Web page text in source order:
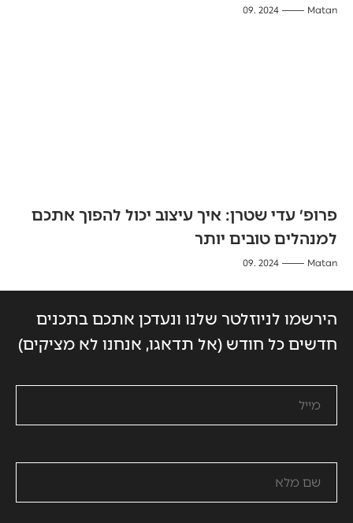
Matan
2024 .09
פרופ׳ עדי שטרן: איך עיצוב יכול להפוך אתכם
למנהלים טובים יותר
Matan
2024 .09
הירשמו לניוזלטר שלנו ונעדכן אתכם בתכנים
חדשים כל חודש (אל תדאגו, אנחנו לא מציקים)